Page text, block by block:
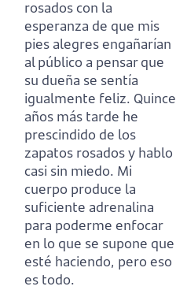
rosados con la
esperanza de que mis
pies alegresengañarían
al público a pensar que
su dueña se sentía
igualmente feliz. Quince
años más tarde he
prescindido de los
zapatos rosados y hablo
casi sin miedo. Mi
cuerpo produce la
suficiente adrenalina
para poderme enfocar
en lo que se supone que
esté haciendo, pero eso
es todo.